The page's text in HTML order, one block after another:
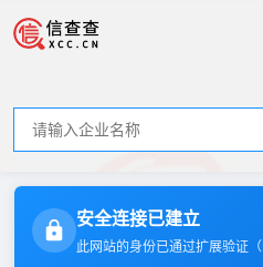
安全连接已建立
此网站的身份已通过扩展验证（